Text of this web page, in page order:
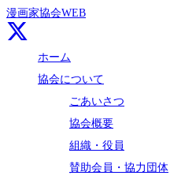
漫画家協会WEB
ホーム
協会について
ごあいさつ
協会概要
組織・役員
賛助会員・協力団体